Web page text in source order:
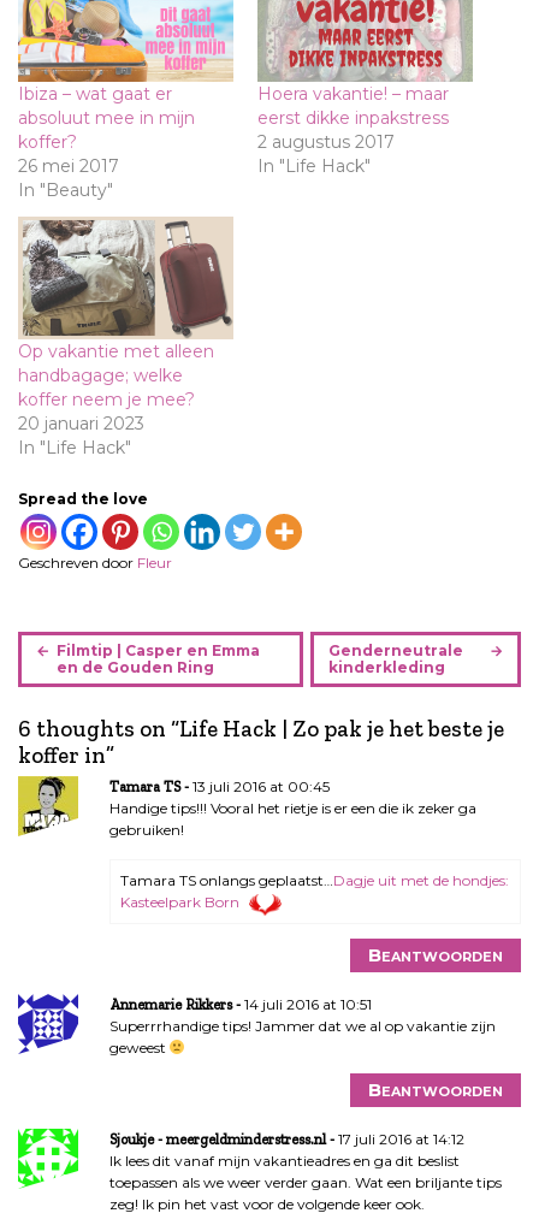
Ibiza – wat gaat er
absoluut mee in mijn
koffer?
26 mei 2017
In "Beauty"
Hoera vakantie! – maar
eerst dikke inpakstress
2 augustus 2017
In "Life Hack"
Op vakantie met alleen
handbagage; welke
koffer neem je mee?
20 januari 2023
In "Life Hack"
Spread the love
Geschreven door Fleur
B
r
i
c
h
n
t
i
e
Filmtip | Casper en Emma
en de Gouden Ring
Genderneutrale
kinderkleding
6 thoughts on “Life Hack | Zo pak je het beste je
koffer in”
Tamara TS
13 juli 2016 at 00:45
Handige tips!!! Vooral het rietje is er een die ik zeker ga
gebruiken!
Tamara TS onlangs geplaatst… Dagje uit met de hondjes:
Kasteelpark Born
Beantwoorden
Annemarie Rikkers
14 juli 2016 at 10:51
Superrrhandige tips! Jammer dat we al op vakantie zijn
geweest
Beantwoorden
Sjoukje - meergeldminderstress.nl
17 juli 2016 at 14:12
Ik lees dit vanaf mijn vakantieadres en ga dit beslist
toepassen als we weer verder gaan. Wat een briljante tips
zeg! Ik pin het vast voor de volgende keer ook.